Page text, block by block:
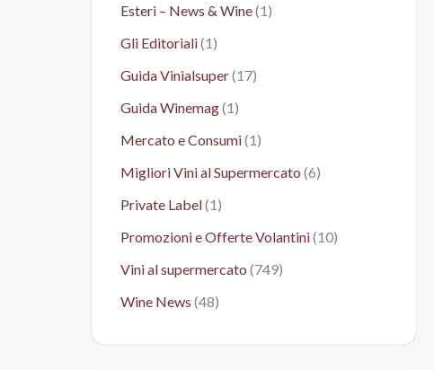
Esteri – News & Wine(1)
Gli Editoriali(1)
Guida Vinialsuper(17)
Guida Winemag(1)
Mercato e Consumi(1)
Migliori Vini al Supermercato (6)
Private Label(1)
Promozioni e Offerte Volantini(10)
Vini al supermercato (749)
Wine News (48)